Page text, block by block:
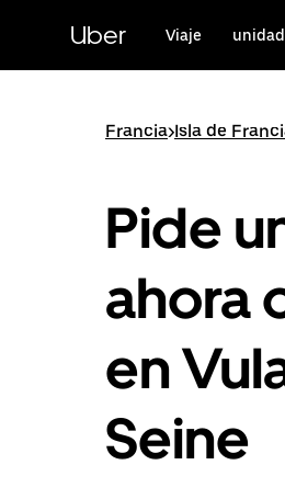
contenido
principal
Uber Viaje unidad
Francia>Isla de
Pide
ahora
en
Seine